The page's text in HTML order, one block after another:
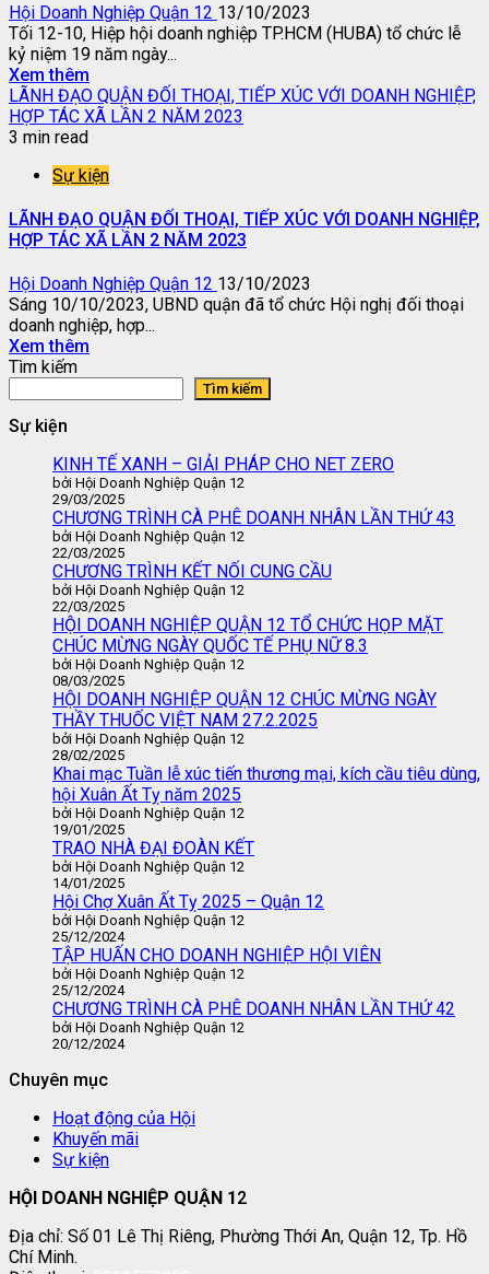
Hội Doanh Nghiệp Quận 12 13/10/2023
Tối 12-10, Hiệp hội doanh nghiệp TP.HCM (HUBA) tổ chức lễ
kỷ niệm 19 năm ngày...
Xem thêm
LÃNH ĐẠO QUẬN ĐỐI THOẠI, TIẾP XÚC VỚI DOANH NGHIỆP,
HỢP TÁC XÃ LẦN 2 NĂM 2023
3 min read
Sự kiện
LÃNH ĐẠO QUẬN ĐỐI THOẠI, TIẾP XÚC VỚI DOANH NGHIỆP,
HỢP TÁC XÃ LẦN 2 NĂM 2023
Hội Doanh Nghiệp Quận 12 13/10/2023
Sáng 10/10/2023, UBND quận đã tổ chức Hội nghị đối thoại
doanh nghiệp, hợp...
Xem thêm
Tìm kiếm
Tìm kiếm
Sự kiện
KINH TẾ XANH – GIẢI PHÁP CHO NET ZERO
bởi Hội Doanh Nghiệp Quận 12
29/03/2025
CHƯƠNG TRÌNH CÀ PHÊ DOANH NHÂN LẦN THỨ 43
bởi Hội Doanh Nghiệp Quận 12
22/03/2025
CHƯƠNG TRÌNH KẾT NỐI CUNG CẦU
bởi Hội Doanh Nghiệp Quận 12
22/03/2025
HỘI DOANH NGHIỆP QUẬN 12 TỔ CHỨC HỌP MẶT
CHÚC MỪNG NGÀY QUỐC TẾ PHỤ NỮ 8.3
bởi Hội Doanh Nghiệp Quận 12
08/03/2025
HỘI DOANH NGHIỆP QUẬN 12 CHÚC MỪNG NGÀY
THẦY THUỐC VIỆT NAM 27.2.2025
bởi Hội Doanh Nghiệp Quận 12
28/02/2025
Khai mạc Tuần lễ xúc tiến thương mại, kích cầu tiêu dùng,
hội Xuân Ất Tỵ năm 2025
bởi Hội Doanh Nghiệp Quận 12
19/01/2025
TRAO NHÀ ĐẠI ĐOÀN KẾT
bởi Hội Doanh Nghiệp Quận 12
14/01/2025
Hội Chợ Xuân Ất Tỵ 2025 – Quận 12
bởi Hội Doanh Nghiệp Quận 12
25/12/2024
TẬP HUẤN CHO DOANH NGHIỆP HỘI VIÊN
bởi Hội Doanh Nghiệp Quận 12
25/12/2024
CHƯƠNG TRÌNH CÀ PHÊ DOANH NHÂN LẦN THỨ 42
bởi Hội Doanh Nghiệp Quận 12
20/12/2024
Chuyên mục
Hoạt động của Hội
Khuyến mãi
Sự kiện
HỘI DOANH NGHIỆP QUẬN 12
Địa chỉ: Số 01 Lê Thị Riêng, Phường Thới An, Quận 12, Tp. Hồ
Chí Minh.